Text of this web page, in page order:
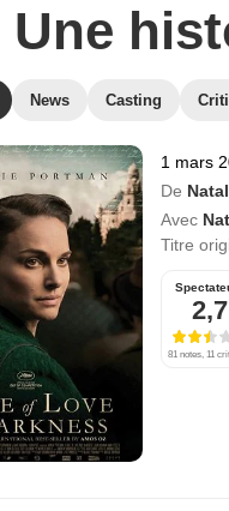
Une
News Casting
1 mars
De
Avec
Titre
2,7
81 notes, 11